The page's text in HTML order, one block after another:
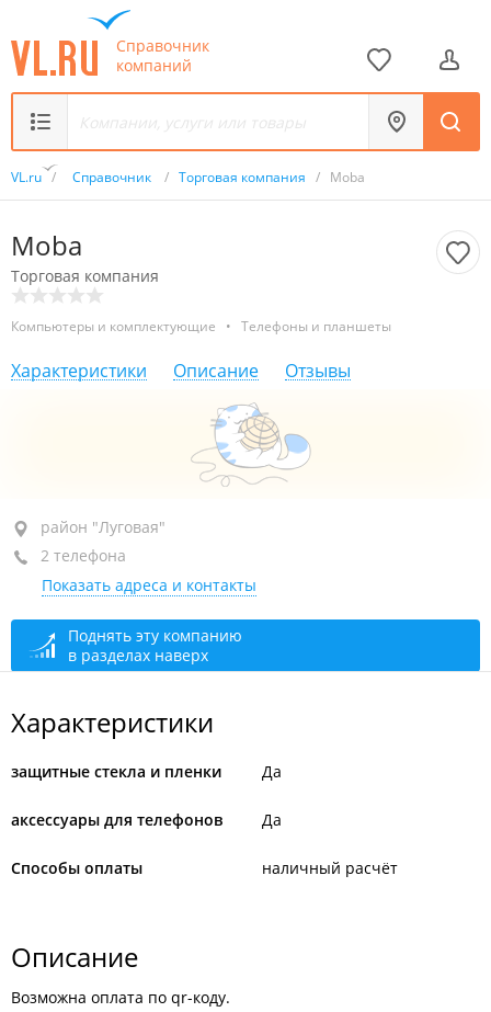
Справочник
компаний
VL.ru / Справочник / Торговая компания / Moba
Moba
Торговая компания
Компьютеры и комплектующие • Телефоны и планшеты
Характеристики Описание Отзывы
район "Луговая", ул. Луговая, 21
+7 (423) 205-22-08
+7 (423) 239-60-77
сегодня закрыто
район "Луговая"
2 телефона
Показать адреса и контакты
Поднять эту компанию
в разделах наверх
Характеристики
защитные стекла и пленки Да
аксессуары для телефонов Да
Способы оплаты наличный расчёт
Описание
Возможна оплата по qr-коду.